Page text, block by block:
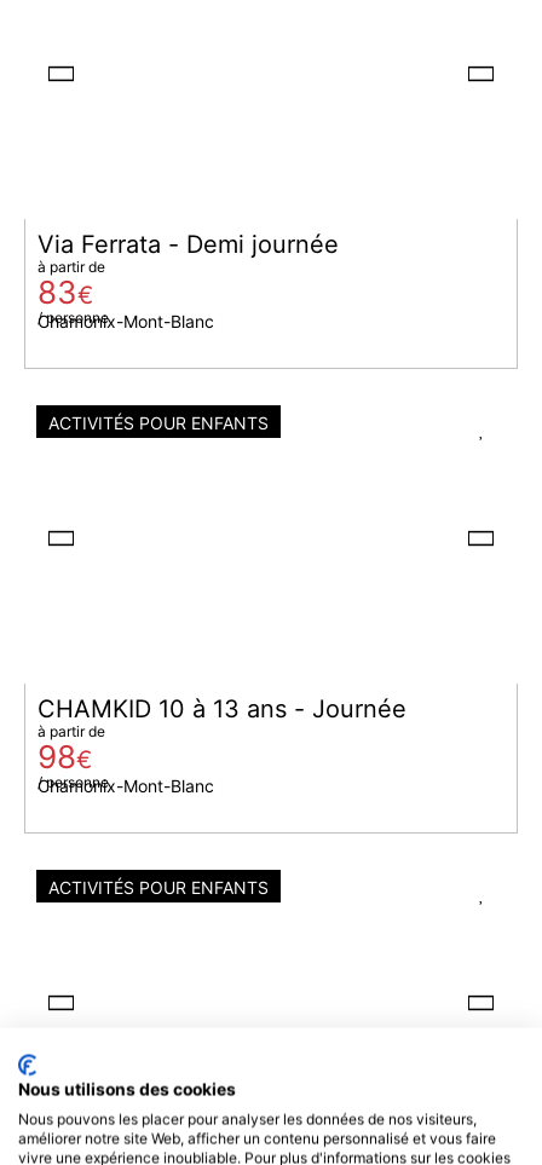
Via Ferrata - Demi journée
Chamonix-Mont-Blanc
à partir de
83€
/ personne
ACTIVITÉS POUR ENFANTS
CHAMKID 10 à 13 ans - Journée
Chamonix-Mont-Blanc
à partir de
98€
/ personne
ACTIVITÉS POUR ENFANTS
Nous utilisons des cookies
Nous pouvons les placer pour analyser les données de nos visiteurs,
améliorer notre site Web, afficher un contenu personnalisé et vous faire
vivre une expérience inoubliable. Pour plus d'informations sur les cookies